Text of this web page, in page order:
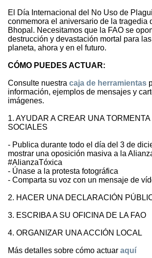
El Día Internacional del No Uso de
conmemora el aniversario de la tragedia
Bhopal. Necesitamos que la FAO se
destrucción y devastación mortal para
planeta, ahora y en el futuro.
CÓMO PUEDES ACTUAR:
Consulte nuestra caja de herramientas
información, ejemplos de mensajes y
imágenes.
1. AYUDAR A CREAR UNA
SOCIALES
- Publica durante todo el día del 3 de
mostrar una oposición masiva a la
#AlianzaTóxica
- Únase a la protesta fotográfica
- Comparta su voz con un mensaje de
2. HACER UNA DECLARACIÓN
3. ESCRIBA A SU OFICINA DE LA FAO
4. ORGANIZAR UNA ACCIÓN LOCAL
Más detalles sobre cómo actuar aquí